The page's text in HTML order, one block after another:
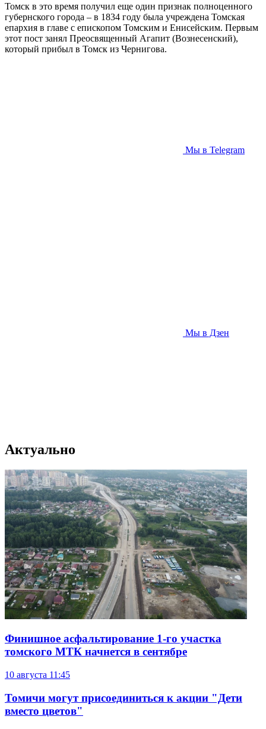
Томск в это время получил еще один признак полноценного
губернского города – в 1834 году была учреждена Томская
епархия в главе с епископом Томским и Енисейским. Первым
этот пост занял Преосвященный Агапит (Вознесенский),
который прибыл в Томск из Чернигова.
Мы в Telegram
Мы в Дзен
Актуально
Финишное асфальтирование 1-го участка
томского МТК начнется в сентябре
10 августа 11:45
Томичи могут присоединиться к акции "Дети
вместо цветов"